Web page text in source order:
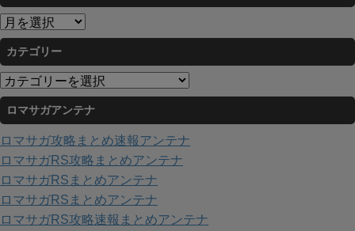
ア
ー
カ
イ
ブ
カテゴリー
カ
テ
ゴ
リ
ー
ロマサガアンテナ
ロマサガ攻略まとめ速報アンテナ
ロマサガRS攻略まとめアンテナ
ロマサガRSまとめアンテナ
ロマサガRSまとめアンテナ
ロマサガRS攻略速報まとめアンテナ